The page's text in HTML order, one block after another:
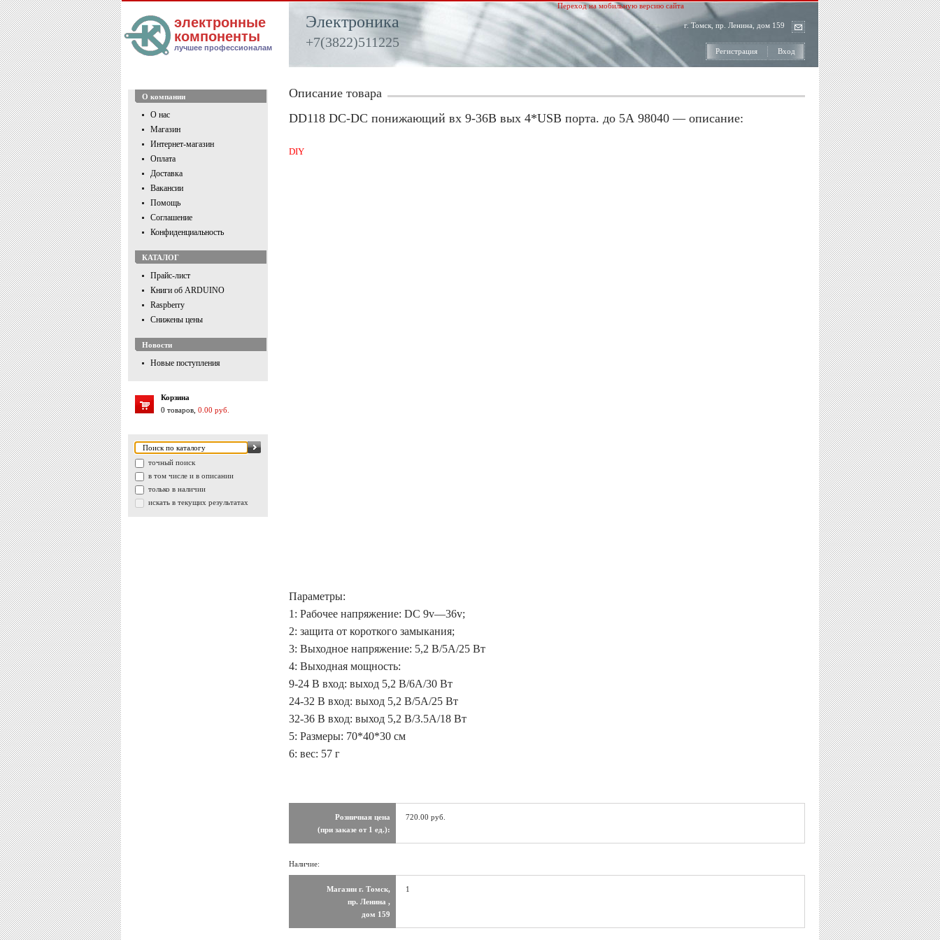
электронные
компоненты
лучшее профессионалам
Электроника
+7(3822)511225
Переход на мобильную версию сайта
г. Томск, пр. Ленина, дом 159
Регистрация Вход
О компании
О нас
Магазин
Интернет-магазин
Оплата
Доставка
Вакансии
Помощь
Соглашение
Конфиденциальность
КАТАЛОГ
Прайс-лист
Книги об ARDUINO
Raspberry
Снижены цены
Новости
Новые поступления
Корзина
0 товаров, 0.00 руб.
точный поиск
в том числе и в описании
только в наличии
искать в текущих результатах
Описание товара
DD118 DC-DC понижающий вх 9-36В вых 4*USB порта. до 5А 98040 — описание:
DIY
Параметры:
1: Рабочее напряжение: DC 9v—36v;
2: защита от короткого замыкания;
3: Выходное напряжение: 5,2 В/5A/25 Вт
4: Выходная мощность:
9-24 В вход: выход 5,2 В/6A/30 Вт
24-32 В вход: выход 5,2 В/5A/25 Вт
32-36 В вход: выход 5,2 В/3.5A/18 Вт
5: Размеры: 70*40*30 см
6: вес: 57 г
Розничная цена
(при заказе от 1 ед.):
720.00 руб.
Наличие:
Магазин г. Томск,
пр. Ленина ,
дом 159
1